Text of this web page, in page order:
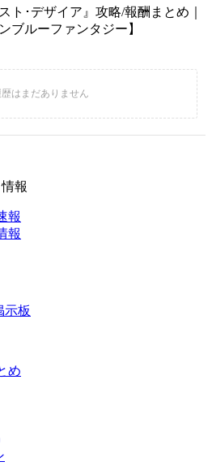
ト･デザイア』攻略/報酬まとめ｜
ブルーファンタジー】
報
報
報
示板
め